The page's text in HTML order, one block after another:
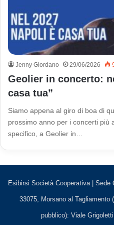
Jenny Giordano 29/06/2026
Geolier in concerto:
casa tua”
Siamo appena al giro di boa di
prossimo anno per i concerti più
specifico, a Geolier in…
Esibirsi Società Cooperativa | Sede
33075, Morsano al Tagliamento
pubblico): Viale